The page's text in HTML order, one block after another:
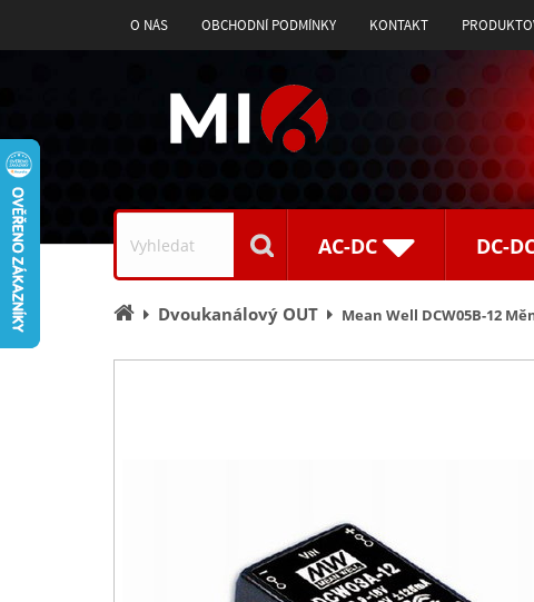
O NÁS OBCHODNÍ PODMÍNKY KONTAKT
Vyhledávání
AC-DC DC-
ÚvodníDvoukanálový OUT Mean Well DCW05B-12